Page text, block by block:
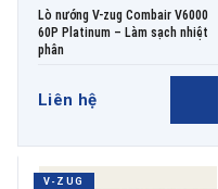
Lò nướng V-zug Combair V6000
60P Platinum – Làm sạch nhiệt
phân
Liên hệ
V-ZUG